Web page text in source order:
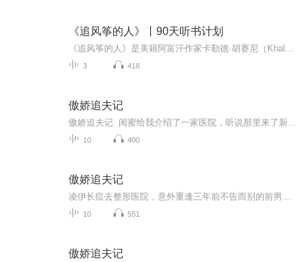
《追风筝的人》丨90天听书计划
3 418
傲娇追夫记
10 400
傲娇追夫记
10 551
傲娇追夫记